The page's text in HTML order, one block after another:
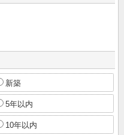
新築
5年以内
10年以内